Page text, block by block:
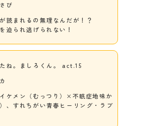
び
読まれるの無理なんだが！？
迫られ逃げられない！
ね。ましろくん。 act.15
ケメン（むっつり）×不眠症地味か
、すれちがい青春ヒーリング・ラブ